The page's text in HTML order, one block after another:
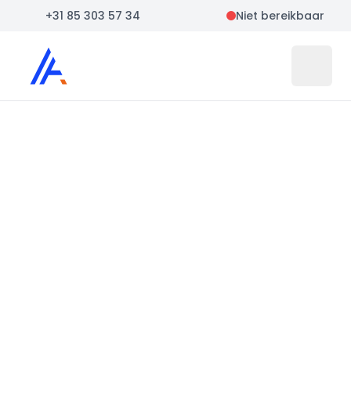
+31 85 303 57 34 Niet bereikbaar
Auto Atlas